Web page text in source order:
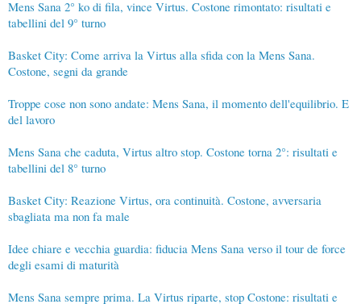
Mens Sana 2° ko di fila, vince Virtus. Costone rimontato: risultati e
tabellini del 9° turno
Basket City: Come arriva la Virtus alla sfida con la Mens Sana.
Costone, segni da grande
Troppe cose non sono andate: Mens Sana, il momento dell'equilibrio. E
del lavoro
Mens Sana che caduta, Virtus altro stop. Costone torna 2°: risultati e
tabellini del 8° turno
Basket City: Reazione Virtus, ora continuità. Costone, avversaria
sbagliata ma non fa male
Idee chiare e vecchia guardia: fiducia Mens Sana verso il tour de force
degli esami di maturità
Mens Sana sempre prima. La Virtus riparte, stop Costone: risultati e